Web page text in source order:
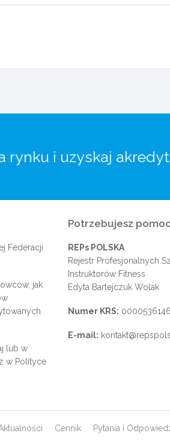
rynku i uzyskaj
Federacji
jak
lub w
w Polityce
Potrzebujesz
REPs POLSKA
Rejestr Profesjonalnych
Instruktorów Fitness
Edyta Bartejczuk Wolak
Numer KRS: 0000536146
E-mail:
Cennik Pytania i